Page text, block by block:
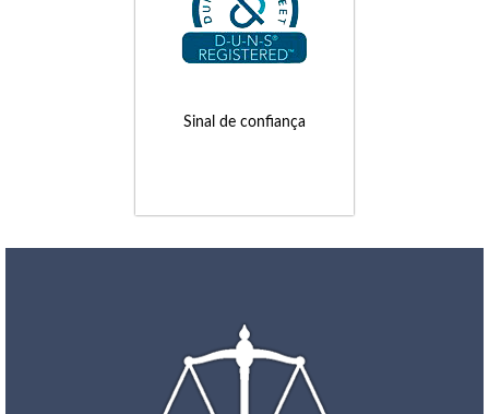
Sinal de confiança